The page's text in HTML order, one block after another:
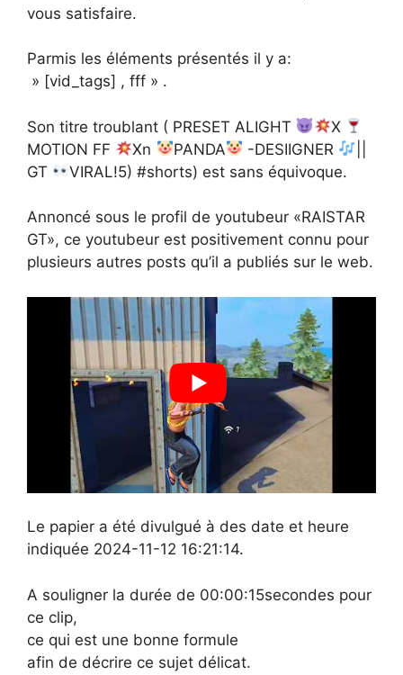
vous satisfaire.
Parmis les éléments présentés il y a:
» [vid_tags] , fff » .
Son titre troublant ( PRESET ALIGHT
X
MOTION FF
Xn PANDA -DESIIGNER
GT
VIRAL!5) #shorts) est sans équivoque.
Annoncé sous le profil de youtubeur «RAISTAR
GT», ce youtubeur est positivement connu pour
plusieurs autres posts qu’il a publiés sur le web.
Le papier a été divulgué à des date et heure
indiquée 2024-11-12 16:21:14.
A souligner la durée de 00:00:15secondes pour
ce clip,
ce qui est une bonne formule
afin de décrire ce sujet délicat.